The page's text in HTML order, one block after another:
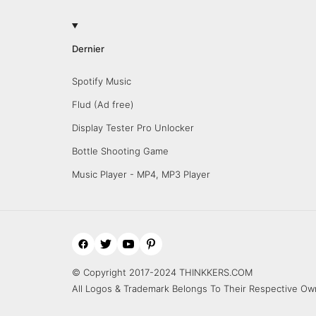
Dernier
Spotify Music
Flud (Ad free)
Display Tester Pro Unlocker
Bottle Shooting Game
Music Player - MP4, MP3 Player
© Copyright 2017-2024 THINKKERS.COM
All Logos & Trademark Belongs To Their Respective